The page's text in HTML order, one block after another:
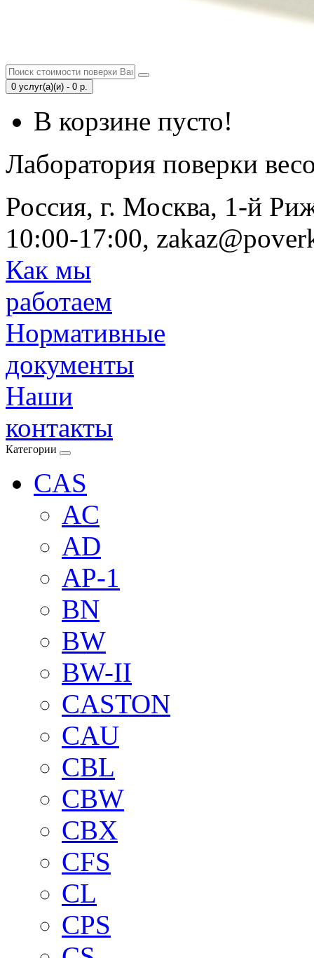
0 услуг(а)(и) - 0 р.
В корзине пусто!
Лаборатория поверки
Россия, г. Москва, 1-й
10:00-17:00,
Как мы
работаем
Нормативные
документы
Наши
контакты
Категории
CAS
AC
AD
AP-1
BN
BW
BW-II
CASTON
CAU
CBL
CBW
CBX
CFS
CL
CPS